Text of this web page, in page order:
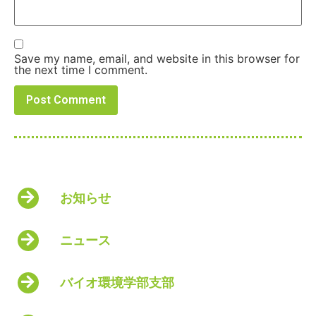
Save my name, email, and website in this browser for
the next time I comment.
お知らせ
ニュース
バイオ環境学部支部